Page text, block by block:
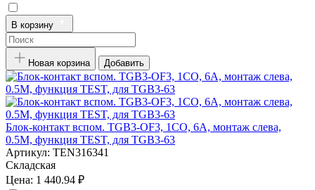
В корзину
Новая корзина Добавить
Блок-контакт вспом. TGB3-OF3, 1CO, 6A, монтаж слева,
0.5M, функция TEST, для TGB3-63
Артикул: TEN316341
Складская
Цена: 1 440.94 ₽